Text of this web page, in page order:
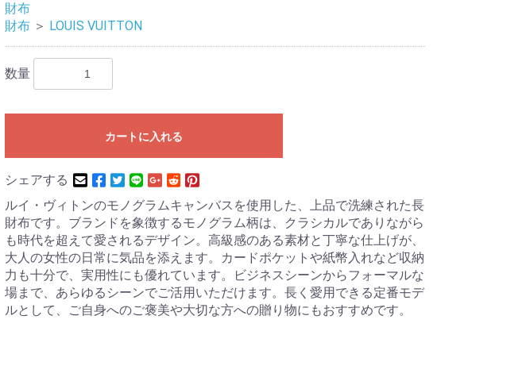
財布
財布 ＞ LOUIS VUITTON
数量
カートに入れる
シェアする
ルイ・ヴィトンのモノグラムキャンバスを使用した、上品で洗練された長
財布です。ブランドを象徴するモノグラム柄は、クラシカルでありながら
も時代を超えて愛されるデザイン。高級感のある素材と丁寧な仕上げが、
大人の女性の日常に気品を添えます。カードポケットや紙幣入れなど収納
力も十分で、実用性にも優れています。ビジネスシーンからフォーマルな
場まで、あらゆるシーンでご活用いただけます。長く愛用できる定番モデ
ルとして、ご自身へのご褒美や大切な方への贈り物にもおすすめです。